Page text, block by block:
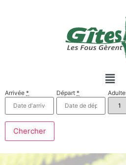
Arrivée * Départ *